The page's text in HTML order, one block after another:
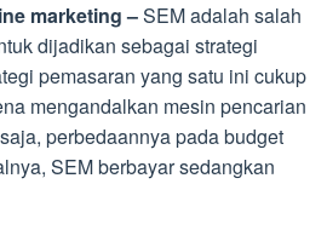
marketing –SEM adalah salah
dijadikan sebagai strategi
pemasaran yang satu ini cukup
mengandalkan mesin pencarian
perbedaannya pada budget
SEM berbayar sedangkan